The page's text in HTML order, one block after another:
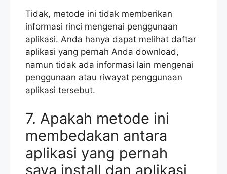
Tidak, metode ini tidak memberikan
informasi rinci mengenai penggunaan
aplikasi. Anda hanya dapat melihat daftar
aplikasi yang pernah Anda download,
namun tidak ada informasi lain mengenai
penggunaan atau riwayat penggunaan
aplikasi tersebut.
7. Apakah metode ini
membedakan antara
aplikasi yang pernah
saya install dan aplikasi